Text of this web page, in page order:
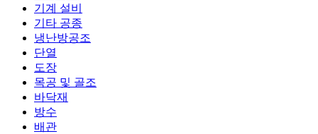
기계 설비
기타 공종
냉난방공조
단열
도장
목공 및 골조
바닥재
방수
배관